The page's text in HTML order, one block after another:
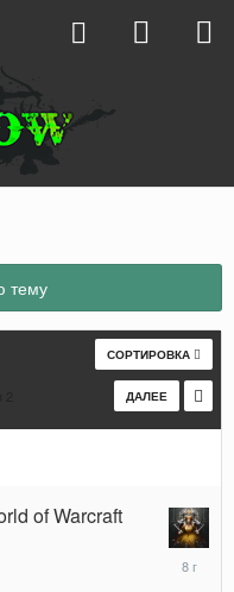
тему
СОРТИРОВКА
ДАЛЕЕ
of Warcraft